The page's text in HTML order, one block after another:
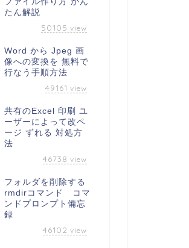
たん解説
50105 view
Word から Jpeg 画
像への変換を 無料で
行なう手順方法
49161 view
共有のExcel 印刷 ユ
ーザーによって改ペ
ージ ずれる 対処方
法
46738 view
フォルダを削除する
rmdirコマンド コマ
ンドプロンプト備忘
録
46102 view